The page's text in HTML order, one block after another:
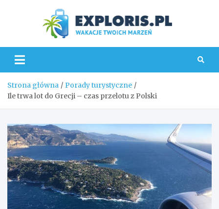
Strona główna
Porady turystyczne
Ile trwa lot do Grecji – czas przelotu z Polski